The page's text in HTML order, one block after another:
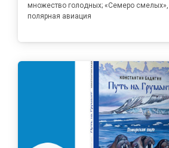
множество голодных; «Семеро смелых»,
полярная авиация